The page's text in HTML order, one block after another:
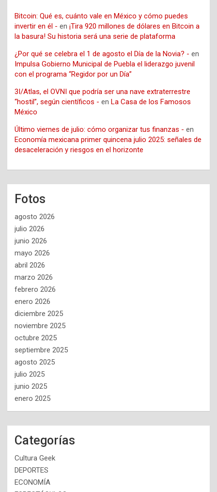
Bitcoin: Qué es, cuánto vale en México y cómo puedes
invertir en él - en ¡Tira 920 millones de dólares en Bitcoin a
la basura! Su historia será una serie de plataforma
¿Por qué se celebra el 1 de agosto el Día de la Novia? - en
Impulsa Gobierno Municipal de Puebla el liderazgo juvenil
con el programa “Regidor por un Día”
3I/Atlas, el OVNI que podría ser una nave extraterrestre
“hostil”, según científicos - en La Casa de los Famosos
México
Último viernes de julio: cómo organizar tus finanzas - en
Economía mexicana primer quincena julio 2025: señales de
desaceleración y riesgos en el horizonte
Fotos
agosto 2026
julio 2026
junio 2026
mayo 2026
abril 2026
marzo 2026
febrero 2026
enero 2026
diciembre 2025
noviembre 2025
octubre 2025
septiembre 2025
agosto 2025
julio 2025
junio 2025
enero 2025
Categorías
Cultura Geek
DEPORTES
ECONOMÍA